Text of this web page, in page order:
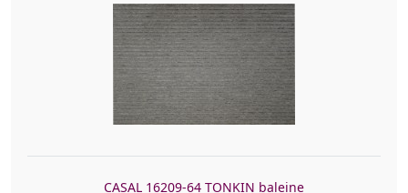
CASAL 16209-64 TONKIN baleine